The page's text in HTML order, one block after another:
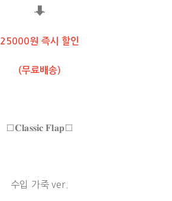
⬇
25000원 즉시 할인
(무료배송)
□𝐂𝐥𝐚𝐬𝐬𝐢𝐜 𝐅𝐥𝐚𝐩□
수입 가죽 ver.